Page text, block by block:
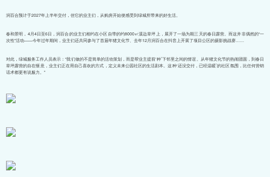
润百合预计于2027年上半年交付，但它的业主们，从购房开始便感受到绿城所带来的好生活。
春和景明，4月4日至6日，润百合的业主们相约在小区自带的约8000㎡溪边草坪上，展开了一场为期三天的春日露营。而这并非偶然的“一
次性”活动——今年过年期间，业主们还共同参与了首届年猪文化节、去年12月润百合在抖音上开展了项目公区的摄影挑战赛……
对此，绿城服务工作人员表示：“我们做的不是简单的活动策划，而是帮业主提前‘种’下邻里之间的情谊。从年猪文化节的热闹团圆，到春日
草坪露营的自在惬意，业主们正在用自己喜欢的方式，定义未来公园社区的生活剧本。这种‘还没交付，已经温暖’的社区氛围，比任何营销
话术都更有说服力。”